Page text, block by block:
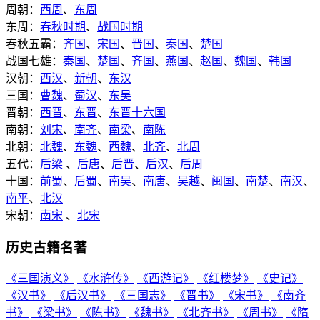
周朝： 西周 、 东周
东周： 春秋时期、 战国时期
春秋五霸： 齐国 、 宋国 、 晋国 、 秦国 、 楚国
战国七雄： 秦国 、 楚国 、 齐国 、 燕国 、 赵国 、 魏国 、 韩国
汉朝： 西汉、 新朝、 东汉
三国： 曹魏、 蜀汉、 东吴
晋朝： 西晋、 东晋、 东晋十六国
南朝： 刘宋、 南齐、 南梁、 南陈
北朝： 北魏、 东魏、 西魏、 北齐、 北周
五代： 后梁 、 后唐、 后晋、 后汉、 后周
十国： 前蜀、 后蜀、 南吴、 南唐、 吴越、 闽国 、 南楚、 南汉、
南平、 北汉
宋朝： 南宋 、 北宋
历史古籍名著
《三国演义》 《水浒传》 《西游记》 《红楼梦》
《史记》
《汉书》
《后汉书》 《三国志》 《晋书》 《宋书》
《南齐
书》
《梁书》 《陈书》 《魏书》 《北齐书》 《周书》
《隋